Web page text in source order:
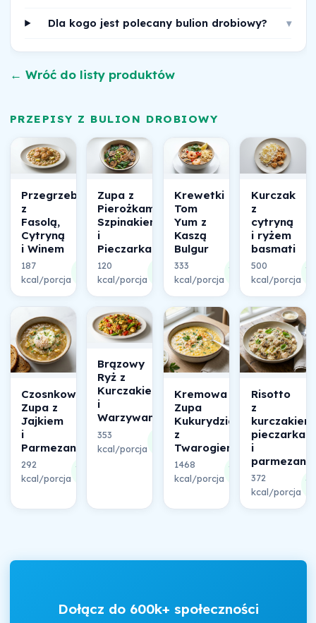
Dla kogo jest polecany bulion drobiowy? ▾
← Wróć do listy produktów
PRZEPISY Z BULION DROBIOWY
Przegrzebki
z
Fasolą,
Cytryną
i Winem
187
kcal/porcja
składu
Zupa z
Pierożkami,
Szpinakiem
i
Pieczarkami
120
kcal/porcja
składu
Krewetki
Tom
Yum z
Kaszą
Bulgur
333
kcal/porcja
36%
składu
Kurczak
z
cytryną
i ryżem
basmati
500
kcal/porcja
Czosnkowa
Zupa z
Jajkiem
i
Parmezanem
292
kcal/porcja
32%
Brązowy
Ryż z
Kurczakiem
i
Warzywami
353
kcal/porcja
składu
Kremowa
Zupa
Kukurydziana
z
Twarogiem
1468
kcal/porcja
30%
składu
Risotto
z
kurczakiem,
i
372
kcal/porcja
Dołącz do 600k+ społeczności